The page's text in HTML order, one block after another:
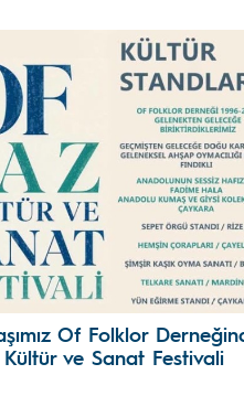
Of Folklor
ve Sanat Festivali